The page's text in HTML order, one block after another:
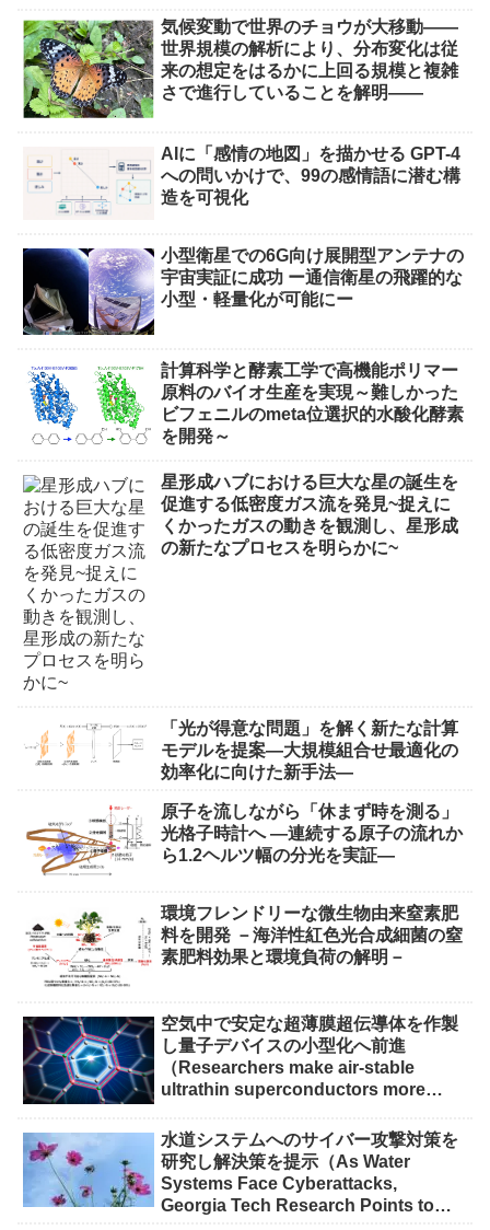
気候変動で世界のチョウが大移動――
世界規模の解析により、分布変化は従
来の想定をはるかに上回る規模と複雑
さで進行していることを解明――
AIに「感情の地図」を描かせる GPT-4
への問いかけで、99の感情語に潜む構
造を可視化
小型衛星での6G向け展開型アンテナの
宇宙実証に成功 ー通信衛星の飛躍的な
小型・軽量化が可能にー
計算科学と酵素工学で高機能ポリマー
原料のバイオ生産を実現～難しかった
ビフェニルのmeta位選択的水酸化酵素
を開発～
星形成ハブにおける巨大な星の誕生を
促進する低密度ガス流を発見~捉えに
くかったガスの動きを観測し、星形成
の新たなプロセスを明らかに~
「光が得意な問題」を解く新たな計算
モデルを提案―大規模組合せ最適化の
効率化に向けた新手法―
原子を流しながら「休まず時を測る」
光格子時計へ ―連続する原子の流れか
ら1.2ヘルツ幅の分光を実証―
環境フレンドリーな微生物由来窒素肥
料を開発 －海洋性紅色光合成細菌の窒
素肥料効果と環境負荷の解明－
空気中で安定な超薄膜超伝導体を作製
し量子デバイスの小型化へ前進
（Researchers make air-stable
ultrathin superconductors more
水道システムへのサイバー攻撃対策を
研究し解決策を提示（As Water
Systems Face Cyberattacks,
Georgia Tech Research Points to